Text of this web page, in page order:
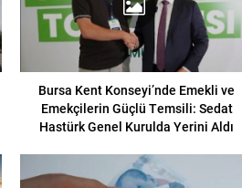
Bursa Kent Konseyi’nde Emekli ve
Emekçilerin Güçlü Temsili: Sedat
Hastürk Genel Kurulda Yerini Aldı